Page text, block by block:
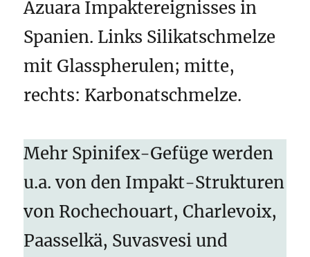
Azuara Impaktereignisses in
Spanien. Links Silikatschmelze
mit Glasspherulen; mitte,
rechts: Karbonatschmelze.
Mehr Spinifex-Gefüge werden
u.a. von den Impakt-Strukturen
von Rochechouart, Charlevoix,
Paasselkä, Suvasvesi und